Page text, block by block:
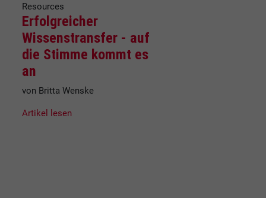
Resources
Erfolgreicher
Wissenstransfer - auf
die Stimme kommt es
an
von Britta Wenske
Artikel lesen